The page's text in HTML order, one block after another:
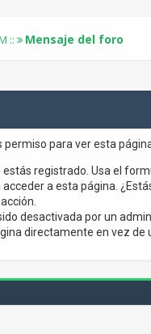
:: Mensaje del foro
permiso para ver esta
estás registrado. Usa el
a esta página.
desactivada por un
directamente en vez de